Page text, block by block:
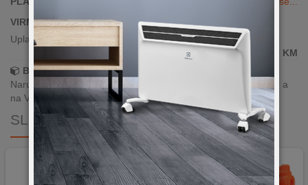
VIRMANSKO PLAĆANJE
Uplata po predračunu putem banke
KM
Brza dostava!
Narudžbe zaprimljene radnim danima do 13h šaljemo isti dan, a
na Vašoj adresi paket je već za 24–48h.
SLIČNI PROIZVODI